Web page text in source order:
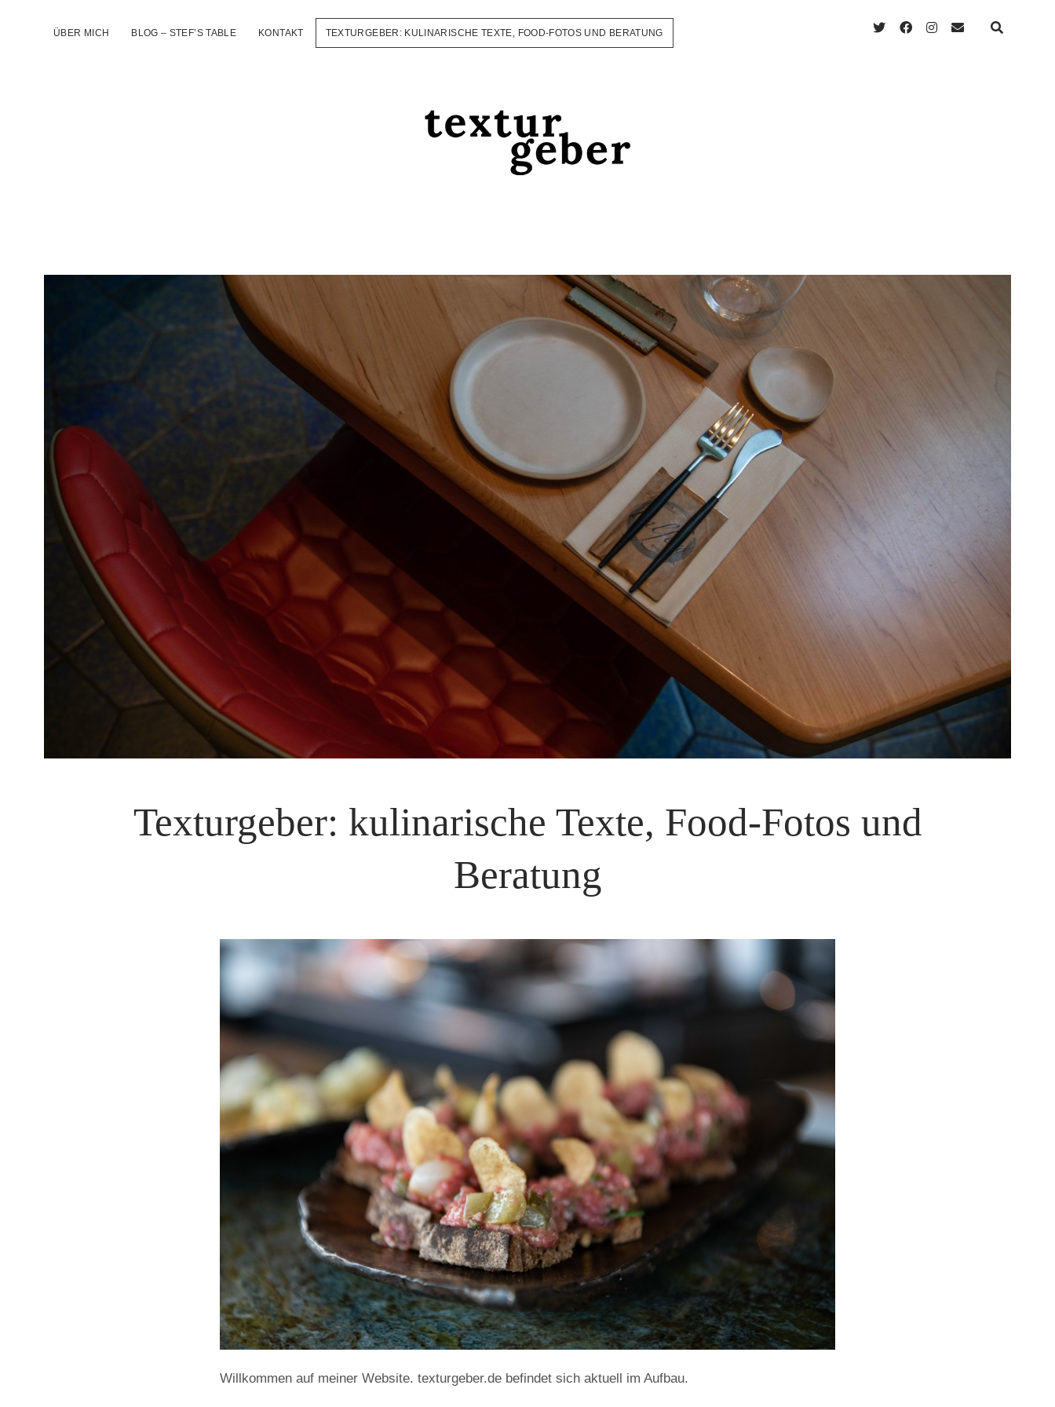
ÜBER MICH BLOG – STEF’S TABLE KONTAKT TEXTURGEBER: KULINARISCHE TEXTE, FOOD-FOTOS UND BERATUNG twitterfacebookinstagram
email
Texturgeber: kulinarische Texte, Food-Fotos und
Beratung
Willkommen auf meiner Website. texturgeber.de befindet sich aktuell im Aufbau.